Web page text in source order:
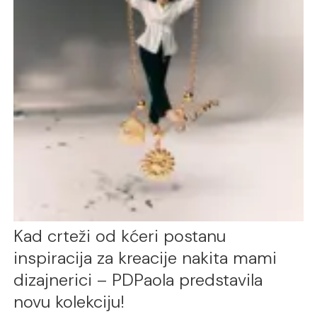
Kad crteži od kćeri postanu
inspiracija za kreacije nakita mami
dizajnerici – PDPaola predstavila
novu kolekciju!